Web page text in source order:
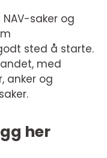
saker og
sted å starte.
med
anker og
her